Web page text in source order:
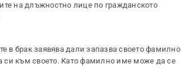
на длъжностно лице по гражданското
в брак заявява дали запазва своето фамилно
си към своето. Като фамилно име може да се